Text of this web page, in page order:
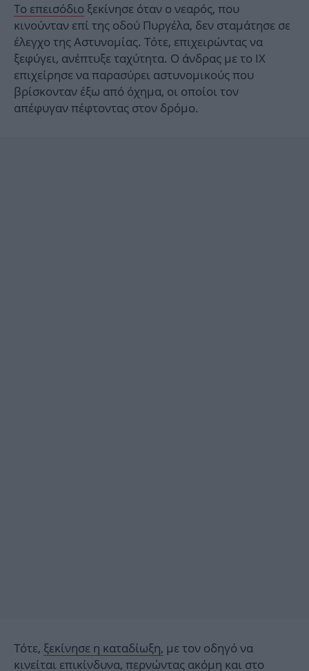
Το επεισόδιο ξεκίνησε όταν ο νεαρός, που
κινούνταν επί της οδού Πυργέλα, δεν σταμάτησε σε
έλεγχο της Αστυνομίας. Τότε, επιχειρώντας να
ξεφύγει, ανέπτυξε ταχύτητα. Ο άνδρας με το ΙΧ
επιχείρησε να παρασύρει αστυνομικούς που
βρίσκονταν έξω από όχημα, οι οποίοι τον
απέφυγαν πέφτοντας στον δρόμο.
Τότε, ξεκίνησε η καταδίωξη, με τον οδηγό να
κινείται επικίνδυνα, περνώντας ακόμη και στο